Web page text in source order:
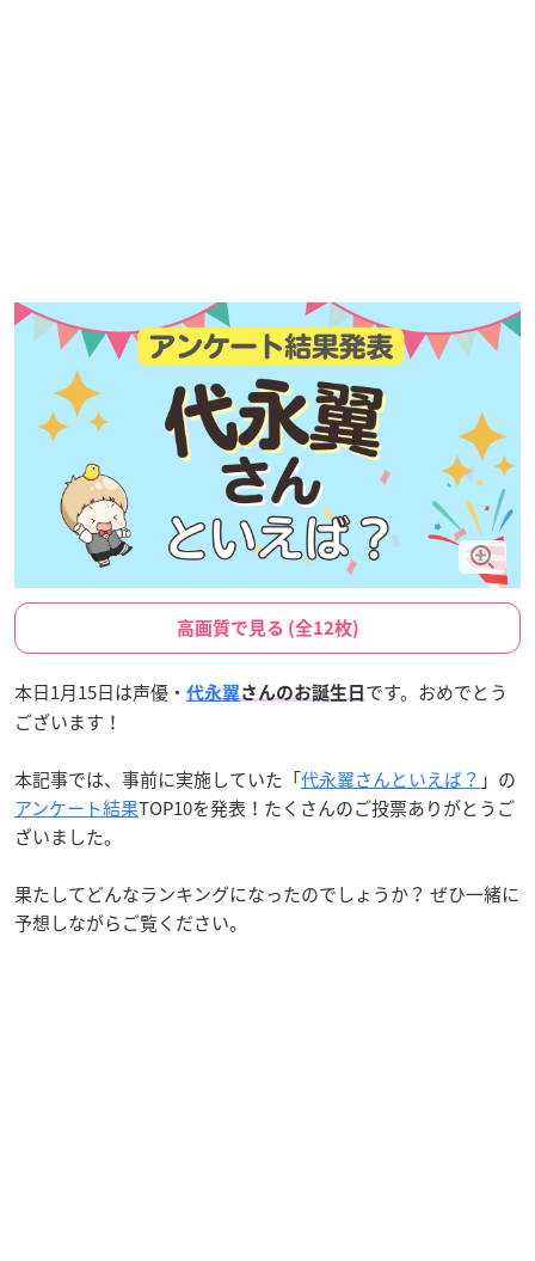
高画質で見る (全12枚)
本日1月15日は声優・ 代永翼 さんのお誕生日 です。おめでとう
ございます！
本記事では、事前に実施していた「代永翼さんといえば？ 」の
アンケート結果TOP10を発表！たくさんのご投票ありがとうご
ざいました。
果たしてどんなランキングになったのでしょうか？ ぜひ一緒に
予想しながらご覧ください。